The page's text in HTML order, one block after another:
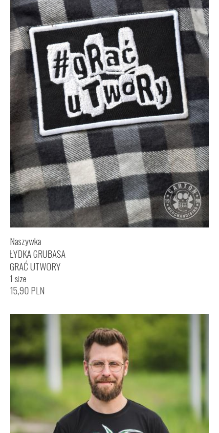
Naszywka
ŁYDKA GRUBASA
GRAĆ UTWORY
1 size
15,90 PLN